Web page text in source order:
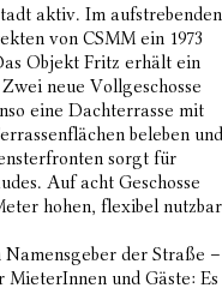
aktiv. Im aufstrebenden
von CSMM ein 1973
Objekt Fritz erhält ein
neue Vollgeschosse
eine Dachterrasse mit
beleben und
sorgt für
Auf acht Geschosse
hohen, flexibel
der Straße –
und Gäste: Es